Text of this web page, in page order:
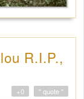
R.I.P.,
" quote "
+0